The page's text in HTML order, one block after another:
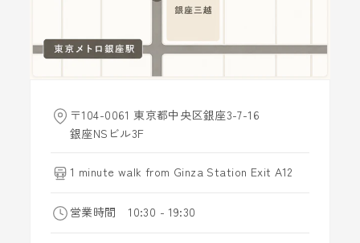
〒104-0061 東京都中央区銀座3-7-16
銀座NSビル3F
1 minute walk from Ginza Station Exit A12
営業時間 10:30 - 19:30